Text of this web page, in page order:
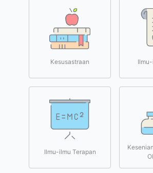
Kesusastraan
Ilmu-ilmu Terapan